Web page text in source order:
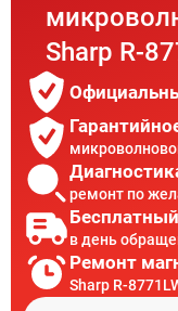
Sharp R-
ремонт по
в день
Ремонт
Sharp R-